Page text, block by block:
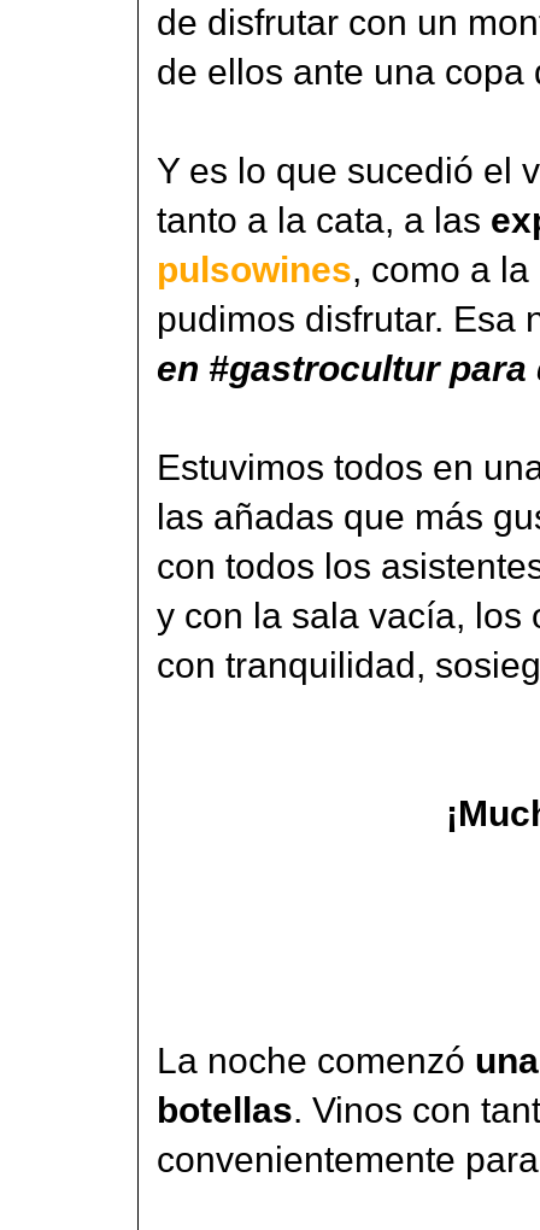
de disfrutar con un
de ellos ante una
Y es lo que sucedió el
tanto a la cata, a las
pulsowines, como a la
pudimos disfrutar. Esa
en #gastrocultur para
Estuvimos todos en
las añadas que más
con todos los
y con la sala vacía, los
con tranquilidad,
La noche comenzó
botellas. Vinos con
convenientemente